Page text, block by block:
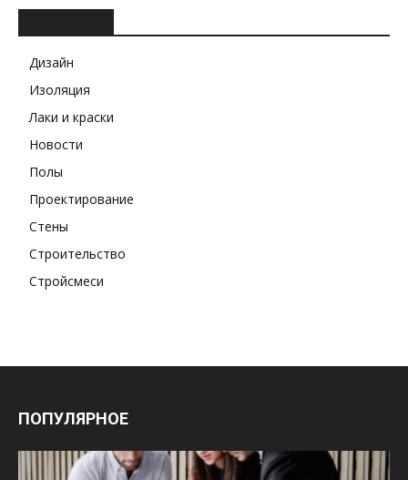
Дизайн
Изоляция
Лаки и краски
Новости
Полы
Проектирование
Стены
Строительство
Стройсмеси
ПОПУЛЯРНОЕ